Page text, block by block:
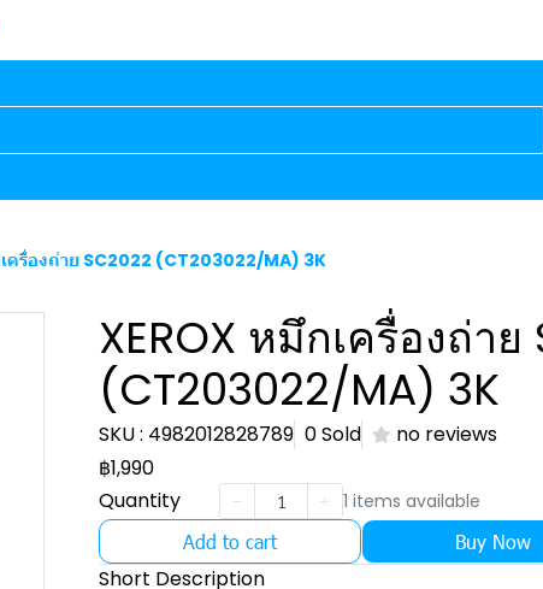
ครื่องถ่าย SC2022 (CT203022/MA) 3K
XEROX หมึกเครื่องถ่าย
(CT203022/MA) 3K
SKU : 4982012828789 0 Sold no reviews
฿1,990
Quantity
1 items available
Add to cart Buy Now
Short Description